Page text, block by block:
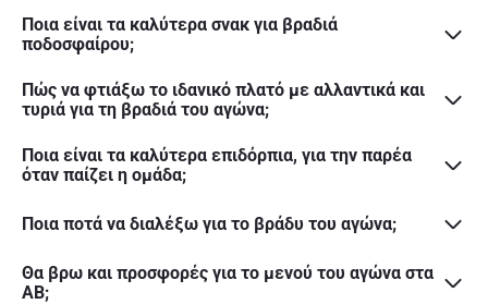
Ποια είναι τα καλύτερα σνακ για βραδιά
ποδοσφαίρου;
Πώς να φτιάξω το ιδανικό πλατό με αλλαντικά και
τυριά για τη βραδιά του αγώνα;
Ποια είναι τα καλύτερα επιδόρπια, για την παρέα
όταν παίζει η ομάδα;
Ποια ποτά να διαλέξω για το βράδυ του αγώνα;
Θα βρω και προσφορές για το μενού του αγώνα στα
ΑΒ;